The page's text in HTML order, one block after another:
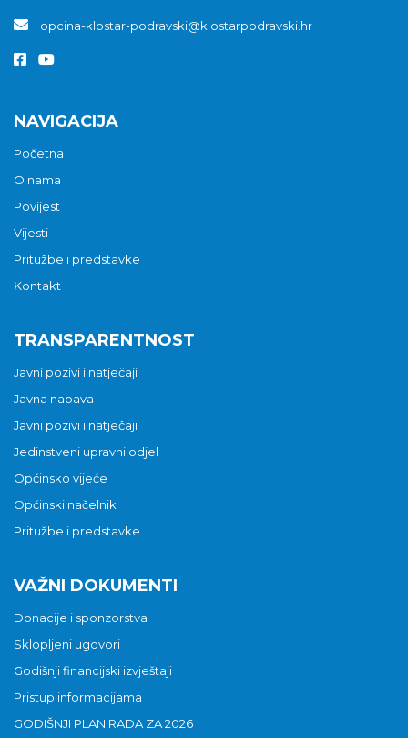
opcina-klostar-podravski@klostarpodravski.hr
NAVIGACIJA
Početna
O nama
Povijest
Vijesti
Pritužbe i predstavke
Kontakt
TRANSPARENTNOST
Javni pozivi i natječaji
Javna nabava
Javni pozivi i natječaji
Jedinstveni upravni odjel
Općinsko vijeće
Općinski načelnik
Pritužbe i predstavke
VAŽNI DOKUMENTI
Donacije i sponzorstva
Sklopljeni ugovori
Godišnji financijski izvještaji
Pristup informacijama
GODIŠNJI PLAN RADA ZA 2026